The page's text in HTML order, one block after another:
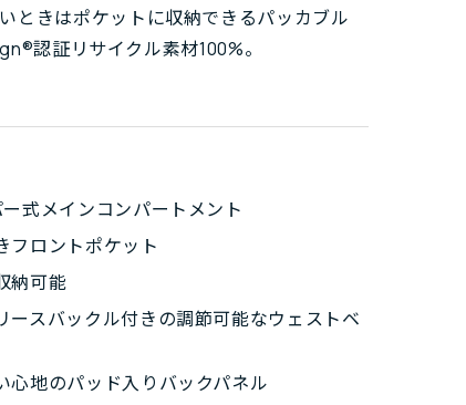
ときはポケットに収納できるパッカブル
認証リサイクル素材100%。
式メインコンパートメント
フロントポケット
納可能
ースバックル付きの調節可能なウェストベ
心地のパッド入りバックパネル